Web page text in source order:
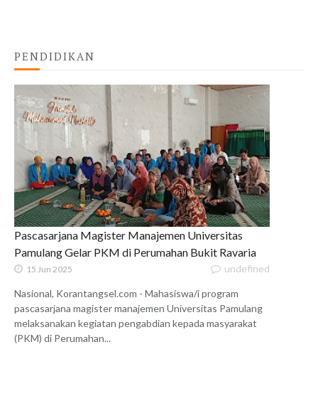
PENDIDIKAN
Pascasarjana Magister Manajemen Universitas
Pamulang Gelar PKM di Perumahan Bukit Ravaria
15 Jun 2025 undefined
Nasional, Korantangsel.com - Mahasiswa/i program
pascasarjana magister manajemen Universitas Pamulang
melaksanakan kegiatan pengabdian kepada masyarakat
(PKM) di Perumahan...